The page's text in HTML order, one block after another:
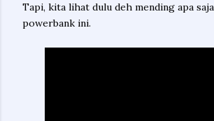
Tapi, kita lihat dulu deh mending apa
powerbank ini.